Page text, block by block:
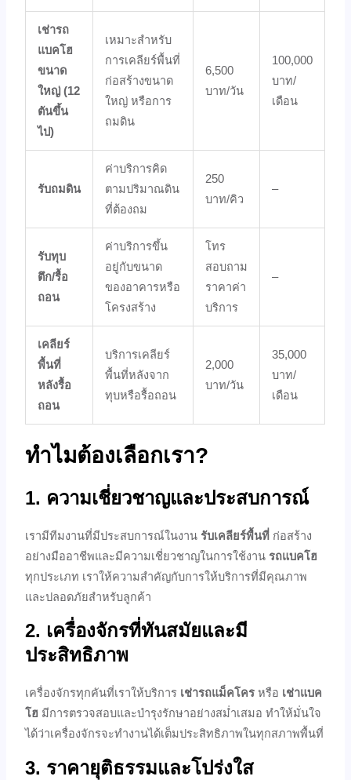
เช่ารถ
แบคโฮ
ขนาด
ใหญ่ (12
ตันขึ้น
ไป)
เหมาะสำหรับ
การเคลียร์พื้นที่
ก่อสร้างขนาด
ใหญ่ หรือการ
ถมดิน
6,500
บาท/วัน
100,000
บาท/
เดือน
รับถมดิน
ค่าบริการคิด
ตามปริมาณดิน
ที่ต้องถม
250
บาท/คิว
–
รับทุบ
ตึก/รื้อ
ถอน
ค่าบริการขึ้น
อยู่กับขนาด
ของอาคารหรือ
โครงสร้าง
โทร
สอบถาม
ราคาค่า
บริการ
–
เคลียร์
พื้นที่
หลังรื้อ
ถอน
บริการเคลียร์
พื้นที่หลังจาก
ทุบหรือรื้อถอน
2,000
บาท/วัน
35,000
บาท/
เดือน
ทำไมต้องเลือกเรา?
1. ความเชี่ยวชาญและประสบการณ์
เรามีทีมงานที่มีประสบการณ์ในงานรับเคลียร์พื้นที่ ก่อสร้าง
อย่างมืออาชีพและมีความเชี่ยวชาญในการใช้งานรถแบคโฮ
ทุกประเภท เราให้ความสำคัญกับการให้บริการที่มีคุณภาพ
และปลอดภัยสำหรับลูกค้า
2. เครื่องจักรที่ทันสมัยและมี
ประสิทธิภาพ
เครื่องจักรทุกคันที่เราให้บริการ เช่ารถแม็คโคร หรือ เช่าแบค
โฮ มีการตรวจสอบและบำรุงรักษาอย่างสม่ำเสมอ ทำให้มั่นใจ
ได้ว่าเครื่องจักรจะทำงานได้เต็มประสิทธิภาพในทุกสภาพพื้นที่
3. ราคายุติธรรมและโปร่งใส